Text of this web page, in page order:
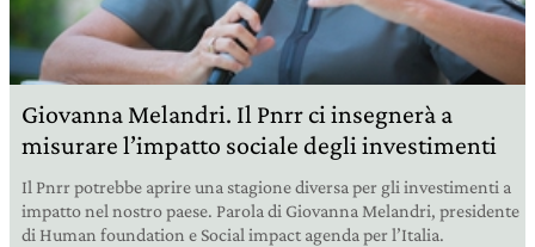
Giovanna Melandri. Il Pnrr ci insegnerà a
misurare l’impatto sociale degli investimenti
Il Pnrr potrebbe aprire una stagione diversa per gli investimenti a
impatto nel nostro paese. Parola di Giovanna Melandri, presidente
di Human foundation e Social impact agenda per l’Italia.